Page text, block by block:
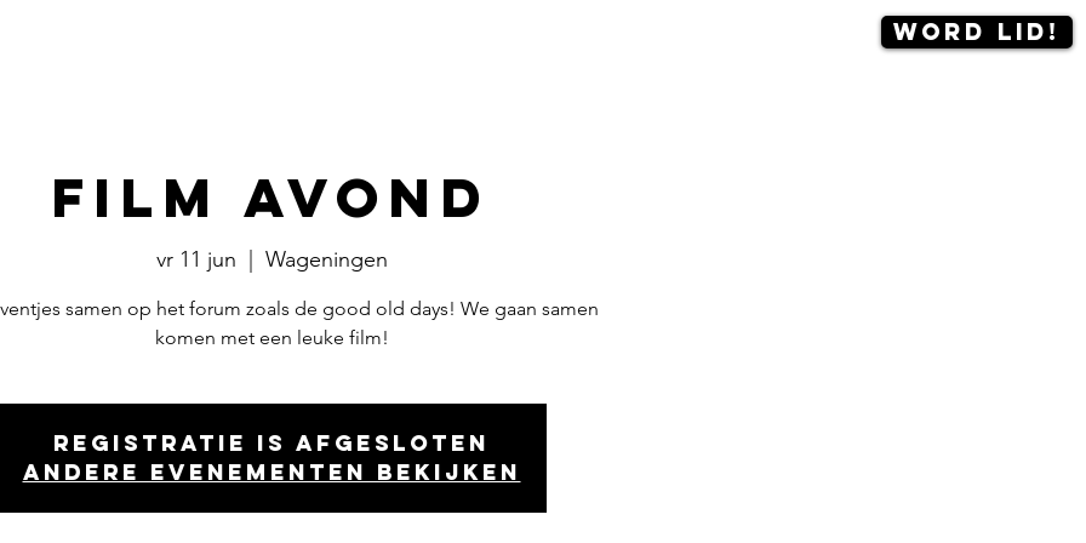
Word lid!
Film avond
vr 11 jun Wageningen
samen op het forum zoals de good old days! We gaan samen
komen met een leuke film!
Registratie is afgesloten
Andere evenementen bekijken